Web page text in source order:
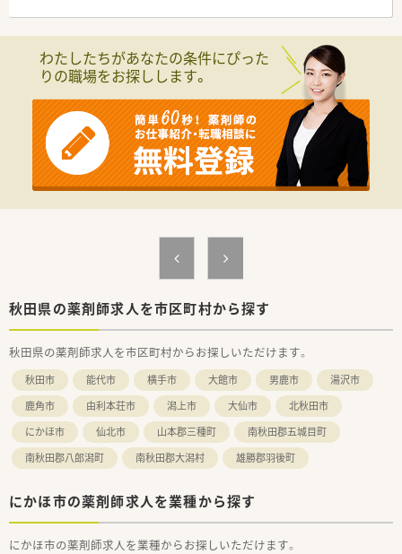
わたしたちがあなたの条件にぴった
りの職場をお探しします。
秋田県の薬剤師求人を市区町村から探す
秋田県の薬剤師求人を市区町村からお探しいただけます。
秋田市 能代市 横手市 大館市 男鹿市
湯沢市
鹿角市
由利本荘市 潟上市 大仙市
北秋田市
にかほ市
仙北市 山本郡三種町
南秋田郡五城目町
南秋田郡八郎潟町
南秋田郡大潟村 雄勝郡羽後町
にかほ市の薬剤師求人を業種から探す
にかほ市の薬剤師求人を業種からお探しいただけます。